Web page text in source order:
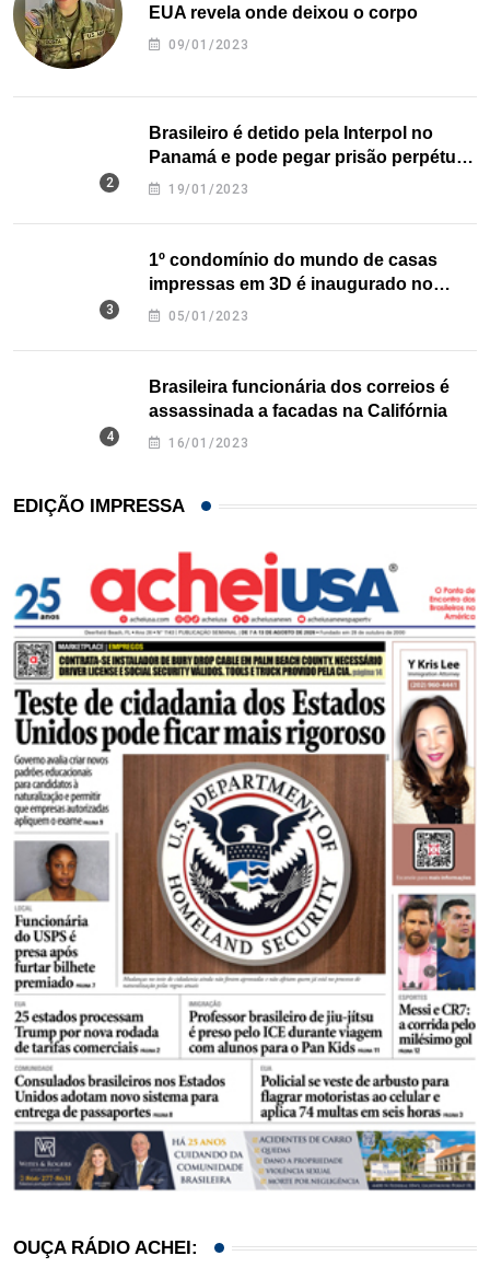
EUA revela onde deixou o corpo
09/01/2023
Brasileiro é detido pela Interpol no
Panamá e pode pegar prisão perpétua
nos EUA
19/01/2023
1º condomínio do mundo de casas
impressas em 3D é inaugurado no
Texas
05/01/2023
Brasileira funcionária dos correios é
assassinada a facadas na Califórnia
16/01/2023
EDIÇÃO IMPRESSA
OUÇA RÁDIO ACHEI: